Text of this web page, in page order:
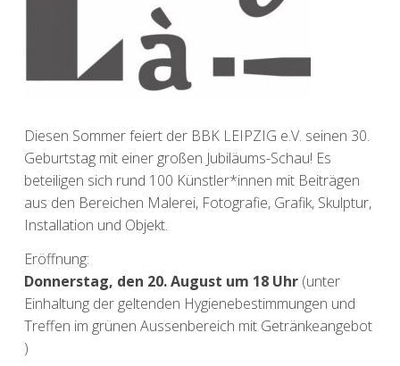
Diesen Sommer feiert der BBK LEIPZIG e.V. seinen 30.
Geburtstag mit einer großen Jubiläums-Schau! Es
beteiligen sich rund 100 Künstler*innen mit Beiträgen
aus den Bereichen Malerei, Fotografie, Grafik, Skulptur,
Installation und Objekt.
Eröffnung:
Donnerstag, den 20. August um 18 Uhr(unter
Einhaltung der geltenden Hygienebestimmungen und
Treffen im grünen Aussenbereich mit Getränkeangebot
)